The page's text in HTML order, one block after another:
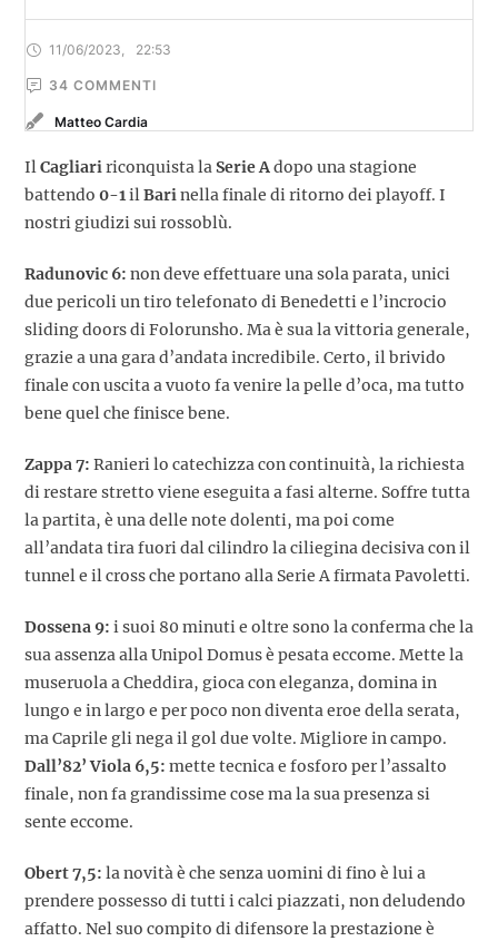
11/06/2023, 22:53
34 COMMENTI
Matteo Cardia
IlCagliaririconquista laSerie Adopo una stagione
battendo 0-1ilBarinella finale di ritorno dei playoff. I
nostri giudizi sui rossoblù.
Radunovic 6: non deve effettuare una sola parata, unici
due pericoli un tiro telefonato di Benedetti e l’incrocio
sliding doors di Folorunsho. Ma è sua la vittoria generale,
grazie a una gara d’andata incredibile. Certo, il brivido
finale con uscita a vuoto fa venire la pelle d’oca, ma tutto
bene quel che finisce bene.
Zappa 7: Ranieri lo catechizza con continuità, la richiesta
di restare stretto viene eseguita a fasi alterne. Soffre tutta
la partita, è una delle note dolenti, ma poi come
all’andata tira fuori dal cilindro la ciliegina decisiva con il
tunnel e il cross che portano alla Serie A firmata Pavoletti.
Dossena 9: i suoi 80 minuti e oltre sono la conferma che la
sua assenza alla Unipol Domus è pesata eccome. Mette la
museruola a Cheddira, gioca con eleganza, domina in
lungo e in largo e per poco non diventa eroe della serata,
ma Caprile gli nega il gol due volte. Migliore in campo.
Dall’82’ Viola 6,5: mette tecnica e fosforo per l’assalto
finale, non fa grandissime cose ma la sua presenza si
sente eccome.
Obert 7,5: la novità è che senza uomini di fino è lui a
prendere possesso di tutti i calci piazzati, non deludendo
affatto. Nel suo compito di difensore la prestazione è